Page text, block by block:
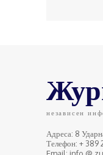
независен
Адреса: 8
Телефон: + 389